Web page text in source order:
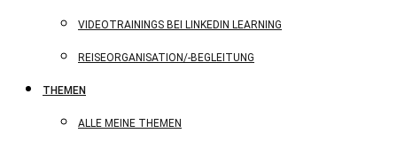
VIDEOTRAININGS BEI LINKEDIN LEARNING
REISEORGANISATION/-BEGLEITUNG
THEMEN
ALLE MEINE THEMEN